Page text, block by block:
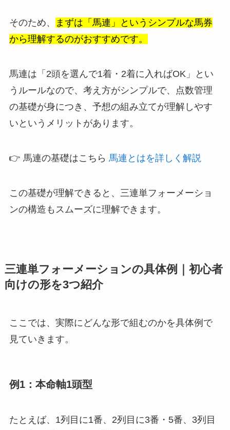
そのため、
まずは「馬連」というシンプルな馬券
から理解するのがおすすめです。
馬連は「2頭を選んで1着・2着に入ればOK」とい
うルールなので、考え方がシンプルで、点数管理
の基礎が身につき、予想の組み立てが理解しやす
いというメリットがあります。
👉 馬連の基礎はこちら 馬連とはを詳しく解説
この基礎が理解できると、三連単フォーメーショ
ンの構造もスムーズに理解できます。
三連単フォーメーションの具体例｜初心者
向けの形を3つ紹介
ここでは、実際にどんな形で組むのかを具体例で
見ていきます。
例1：本命軸1頭型
たとえば、1列目に1番、2列目に3番・5番、3列目